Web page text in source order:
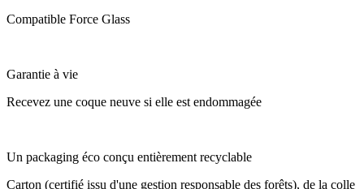
Compatible Force Glass
Garantie à vie
Recevez une coque neuve si elle est endommagée
Un packaging éco conçu entièrement recyclable
Carton (certifié issu d'une gestion responsable des forêts), de la colle